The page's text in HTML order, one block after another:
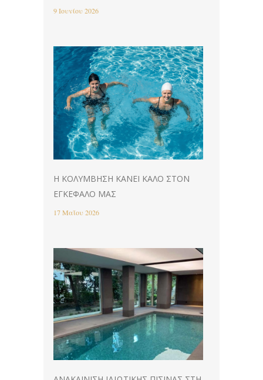
9 Ιουνίου 2026
Η ΚΟΛΎΜΒΗΣΗ ΚΆΝΕΙ ΚΑΛΌ ΣΤΟΝ
ΕΓΚΈΦΑΛΌ ΜΑΣ
17 Μαΐου 2026